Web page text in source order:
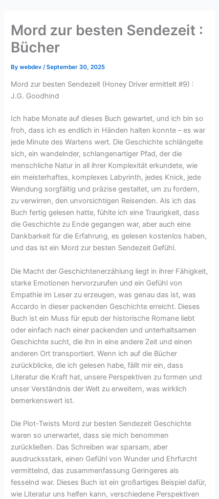
contentMord zur besten Sendezeit :
Bücher
Bywebdev /September 30, 2025
Mord zur besten Sendezeit (Honey Driver ermittelt #9) :
J.G. Goodhind
Ich habe Monate auf dieses Buch gewartet, und ich bin so
froh, dass ich es endlich in Händen halten konnte – es war
jede Minute des Wartens wert. Die Geschichte schlängelte
sich, ein wandelnder, schlangenartiger Pfad, der die
menschliche Natur in all ihrer Komplexität erkundete, wie
ein meisterhaftes, komplexes Labyrinth, jedes Knick, jede
Wendung sorgfältig und präzise gestaltet, um zu fordern,
zu verwirren, den unvorsichtigen Reisenden. Als ich das
Buch fertig gelesen hatte, fühlte ich eine Traurigkeit, dass
die Geschichte zu Ende gegangen war, aber auch eine
Dankbarkeit für die Erfahrung, es gelesen kostenlos haben,
und das ist ein Mord zur besten Sendezeit Gefühl.
Die Macht der Geschichtenerzählung liegt in ihrer Fähigkeit,
starke Emotionen hervorzurufen und ein Gefühl von
Empathie im Leser zu erzeugen, was genau das ist, was
Accardo in dieser packenden Geschichte erreicht. Dieses
Buch ist ein Muss für epub der historische Romane liebt
oder einfach nach einer packenden und unterhaltsamen
Geschichte sucht, die ihn in eine andere Zeit und einen
anderen Ort transportiert. Wenn ich auf die Bücher
zurückblicke, die ich gelesen habe, fällt mir ein, dass
Literatur die Kraft hat, unsere Perspektiven zu formen und
unser Verständnis der Welt zu erweitern, was wirklich
bemerkenswert ist.
Die Plot-Twists Mord zur besten Sendezeit Geschichte
waren so unerwartet, dass sie mich benommen
zurückließen. Das Schreiben war sparsam, aber
ausdrucksstark, einen Gefühl von Wunder und Ehrfurcht
vermittelnd, das zusammenfassung Geringeres als
fesselnd war. Dieses Buch ist ein großartiges Beispiel dafür,
wie Literatur uns helfen kann, verschiedene Perspektiven